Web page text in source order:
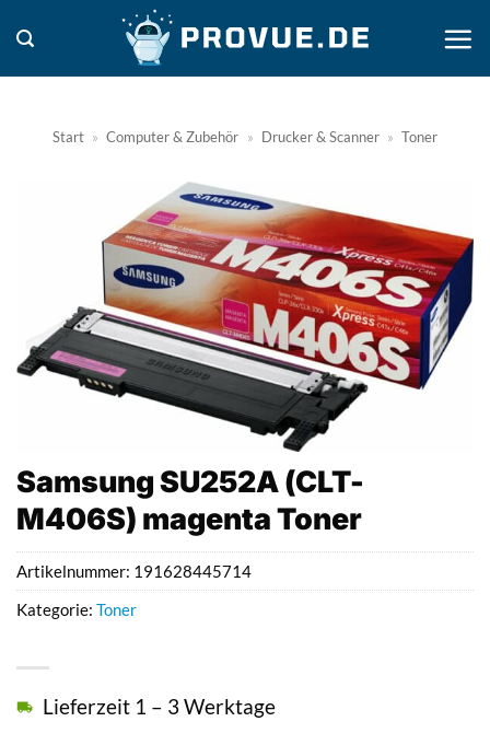
Inhalt
springen
Start » Computer & Zubehör » Drucker & Scanner » Toner
Samsung SU252A (CLT-
M406S) magenta Toner
Lieferzeit 1 – 3 Werktage
Artikelnummer: 191628445714
Kategorie: Toner